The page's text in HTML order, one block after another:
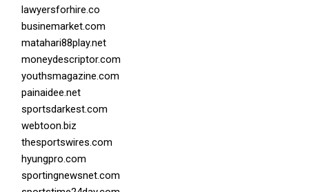
lawyersforhire.co
businemarket.com
matahari88play.net
moneydescriptor.com
youthsmagazine.com
painaidee.net
sportsdarkest.com
webtoon.biz
thesportswires.com
hyungpro.com
sportingnewsnet.com